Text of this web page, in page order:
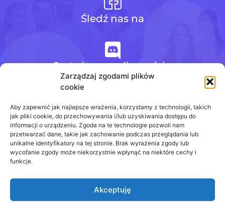
Zarządzaj zgodami plików
cookie
Aby zapewnić jak najlepsze wrażenia, korzystamy z technologii, takich
jak pliki cookie, do przechowywania i/lub uzyskiwania dostępu do
informacji o urządzeniu. Zgoda na te technologie pozwoli nam
przetwarzać dane, takie jak zachowanie podczas przeglądania lub
unikalne identyfikatory na tej stronie. Brak wyrażenia zgody lub
wycofanie zgody może niekorzystnie wpłynąć na niektóre cechy i
funkcje.
Akceptuję
Śledź nas na
Jesteśmy na discordzie
+48 728 484 484
biuro@odpowiedzinasprawdziany.pl
Prawa Autorskie © 2020 - 2026
odpowiedzinasprawdziany.pl wszelkie prawa